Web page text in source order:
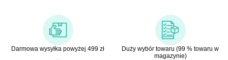
Darmowa wysyłka powyżej 499 zł
Duży wybór towaru (99 % towaru w
magazynie)